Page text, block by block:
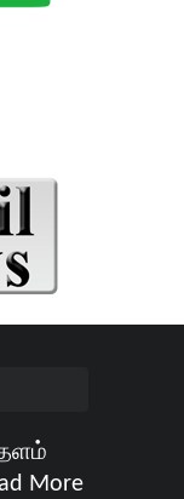
More